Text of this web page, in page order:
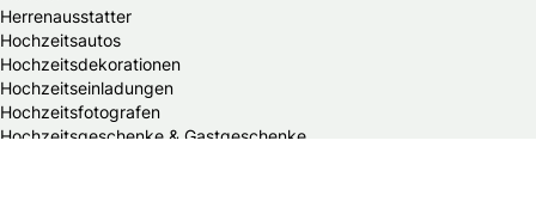
Herrenausstatter
Hochzeitsautos
Hochzeitsdekorationen
Hochzeitseinladungen
Hochzeitsfotografen
Hochzeitsgeschenke & Gastgeschenke